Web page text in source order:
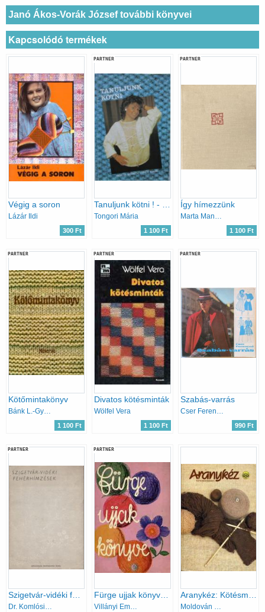
Janó Ákos-Vorák József további könyvei
Kapcsolódó termékek
Végig a soron
Lázár Ildi
300 Ft
PARTNER
Tongori Mária
1 100 Ft
PARTNER
Így hímezzünk
1 100 Ft
PARTNER
Kötőmintakönyv
Bánk L.-Gyulai I.-Németh J.
1 100 Ft
PARTNER
Divatos kötésminták
Wölfel Vera
1 100 Ft
PARTNER
Szabás-varrás
Cser Ferencné
990 Ft
PARTNER PARTNER